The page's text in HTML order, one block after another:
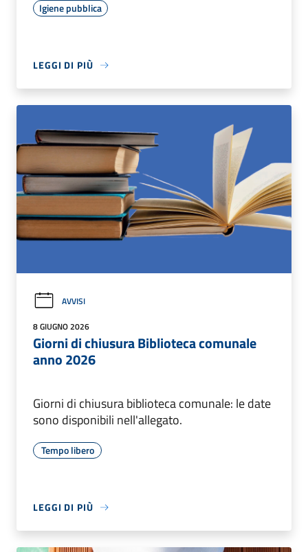
Igiene pubblica
LEGGI DI PIÙ
AVVISI
8 GIUGNO 2026
Giorni di chiusura Biblioteca comunale
anno 2026
Giorni di chiusura biblioteca comunale: le date
sono disponibili nell'allegato.
Tempo libero
LEGGI DI PIÙ